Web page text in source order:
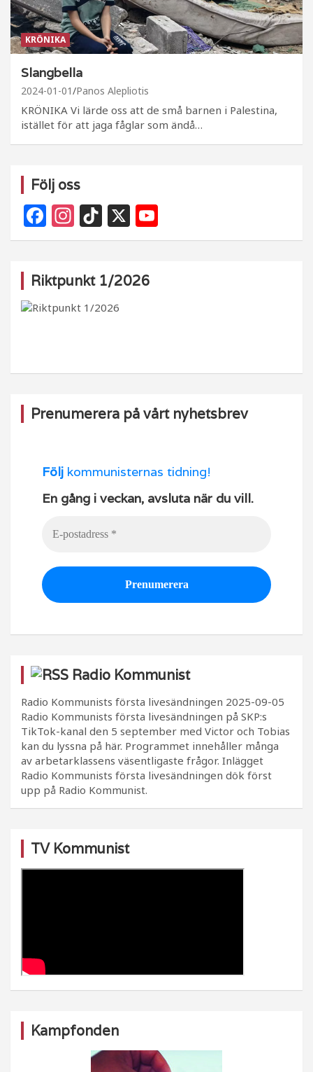
KRÖNIKA
Slangbella
2024-01-01 Panos Alepliotis
KRÖNIKA Vi lärde oss att de små barnen i Palestina,
istället för att jaga fåglar som ändå…
Följ oss
F
a
e
b
k
In
st
g
ra
Ti
k
o
k
X
o
Riktpunkt 1/2026
Prenumerera på vårt nyhetsbrev
Följ kommunisternas tidning!
En gång i veckan, avsluta när du vill.
Radio Kommunist
Radio Kommunists första livesändningen 2025-09-05
Radio Kommunists första livesändningen på SKP:s
TikTok-kanal den 5 september med Victor och Tobias
kan du lyssna på här. Programmet innehåller många
av arbetarklassens väsentligaste frågor. Inlägget
Radio Kommunists första livesändningen dök först
upp på Radio Kommunist.
TV Kommunist
Kampfonden